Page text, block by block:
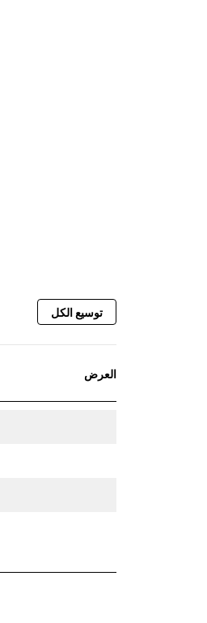
توسيع الكل
العرض